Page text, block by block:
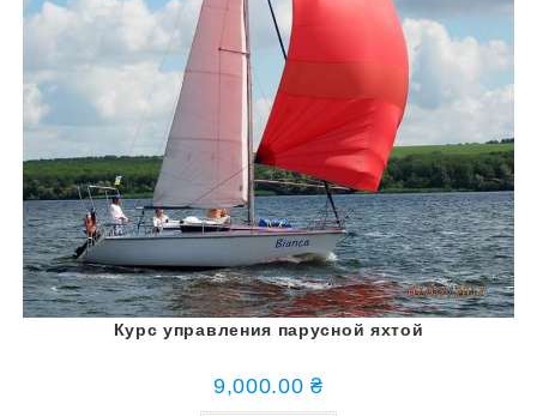
Курс управления парусной яхтой
9,000.00₴